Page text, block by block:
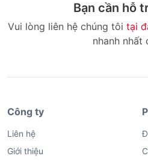
Bạn cần hỗ
Vui lòng liên hệ chúng tôi tại
nhanh nhất
Công ty
Liên hệ
Giới thiệu